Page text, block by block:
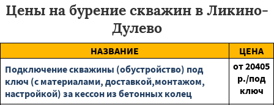
Цены на бурение скважин в Ликино-
Дулево
НАЗВАНИЕ
ЦЕНА
Подключение скважины (обустройство) под
ключ (с материалами, доставкой,монтажом,
настройкой) за кессон из бетонных колец
от20405
р./под
ключ